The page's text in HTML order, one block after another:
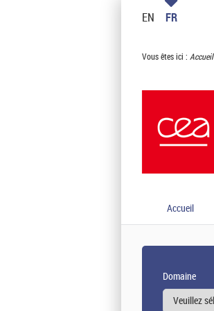
EN FR
Vous êtes ici : Accueil
Accueil
Domaine